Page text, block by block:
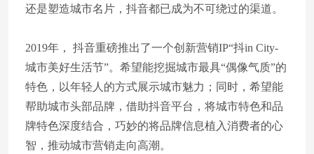
还是塑造城市名片，抖音都已成为不可绕过的渠道。
2019年， 抖音重磅推出了一个创新营销IP“抖in City-
城市美好生活节”。希望能挖掘城市最具“偶像气质”的
特色，以年轻人的方式展示城市魅力；同时，希望能
帮助城市头部品牌，借助抖音平台，将城市特色和品
牌特色深度结合，巧妙的将品牌信息植入消费者的心
智，推动城市营销走向高潮。